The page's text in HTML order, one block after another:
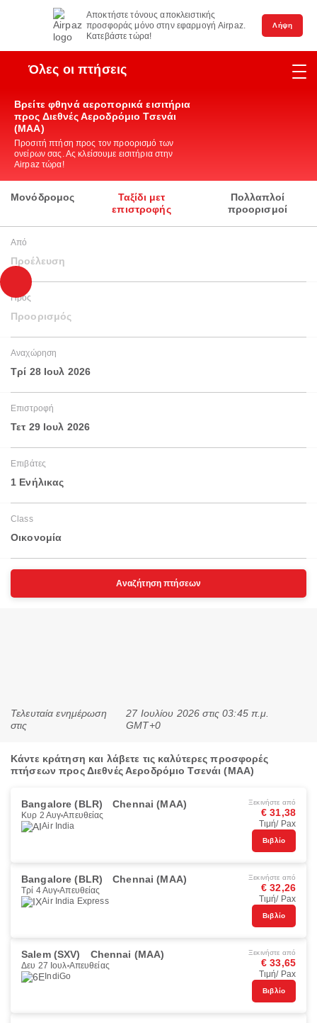
Αποκτήστε τόνους αποκλειστικής
προσφοράς μόνο στην εφαρμογή Airpaz.
Κατεβάστε τώρα!
Λήψη
Όλες οι πτήσεις
Βρείτε φθηνά αεροπορικά εισιτήρια
προς Διεθνές Αεροδρόμιο Τσενάι
(MAA)
Προσιτή πτήση προς τον προορισμό των
ονείρων σας. Ας κλείσουμε εισιτήρια στην
Airpaz τώρα!
Μονόδρομος
Ταξίδι μετ
επιστροφής
Πολλαπλοί
προορισμοί
Από
Προέλευση
Προς
Προορισμός
Αναχώρηση
Τρί 28 Ιουλ 2026
Επιστροφή
Τετ 29 Ιουλ 2026
Επιβάτες
1 Ενήλικας
Class
Οικονομία
Αναζήτηση πτήσεων
Τελευταία ενημέρωση
στις
27 Ιουλίου 2026 στις 03:45 π.μ.
GMT+0
Κάντε κράτηση και λάβετε τις καλύτερες προσφορές
πτήσεων προς Διεθνές Αεροδρόμιο Τσενάι (MAA)
Bangalore (BLR) Chennai (MAA)
Κυρ 2 Αυγ Απευθείας
Air India
Ξεκινήστε από
€ 31,38
Τιμή/ Pax
Βιβλίο
Bangalore (BLR) Chennai (MAA)
Τρί 4 Αυγ Απευθείας
Air India Express
Ξεκινήστε από
€ 32,26
Τιμή/ Pax
Βιβλίο
Salem (SXV) Chennai (MAA)
Δευ 27 Ιουλ Απευθείας
IndiGo
Ξεκινήστε από
€ 33,65
Τιμή/ Pax
Βιβλίο